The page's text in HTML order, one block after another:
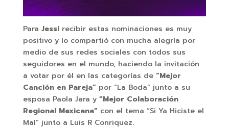
Para Jessi recibir estas nominaciones es muy
positivo y lo compartió con mucha alegría por
medio de sus redes sociales con todos sus
seguidores en el mundo, haciendo la invitación
a votar por él en las categorías de “Mejor
Canción en Pareja”por “La Boda” junto a su
esposa Paola Jara y “Mejor Colaboración
Regional Mexicana” con el tema “Si Ya Hiciste el
Mal” junto a Luis R Conriquez.